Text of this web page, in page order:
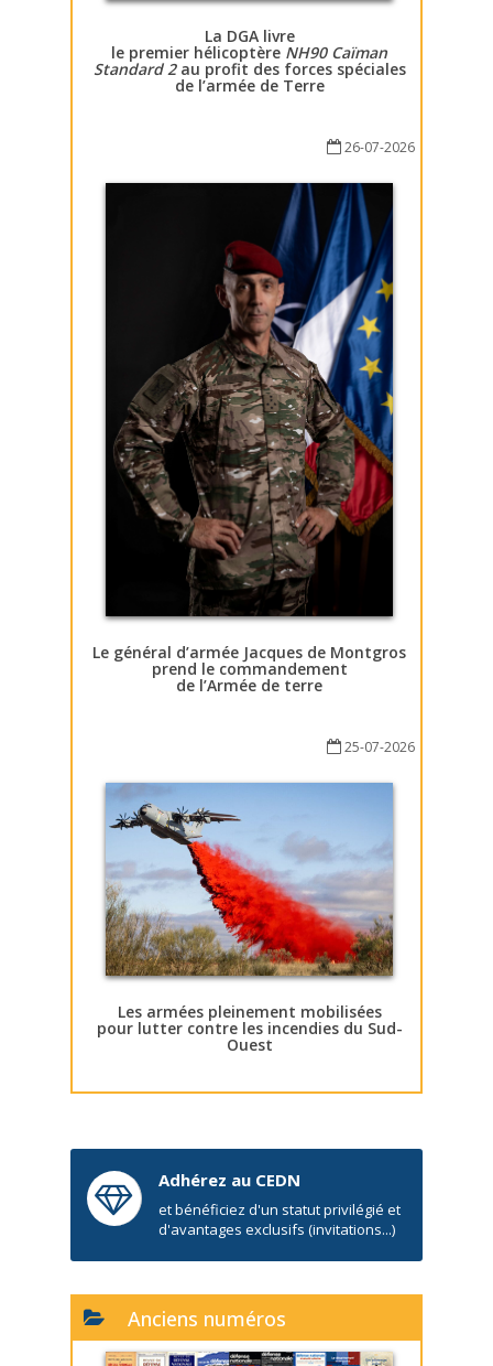
La DGA livre
le premier hélicoptère NH90 Caïman
Standard 2au profit des forces spéciales
de l’armée de Terre
26-07-2026
Le général d’armée Jacques de Montgros
prend le commandement
de l’Armée de terre
25-07-2026
Les armées pleinement mobilisées
pour lutter contre les incendies du Sud-
Ouest
Adhérez au CEDN
et bénéficiez d'un statut privilégié et
d'avantages exclusifs (invitations...)
Anciens numéros